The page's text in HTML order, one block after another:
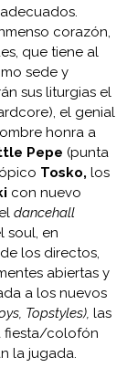
corazón,
que tiene al
sede y
sus liturgias el
el genial
honra a
Pepe (punta
Tosko, los
con nuevo
dancehall
soul, en
los directos,
abiertas y
a los nuevos
Topstyles), las
fiesta/colofón
la jugada.